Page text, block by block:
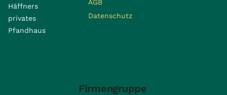
Häffners
privates
Pfandhaus
AGB
Datenschutz
Firmengruppe